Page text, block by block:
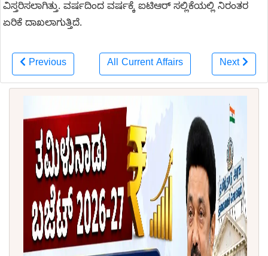
ವಿಸ್ತರಿಸಲಾಗಿತ್ತು. ವರ್ಷದಿಂದ ವರ್ಷಕ್ಕೆ ಐಟಿಆರ್ ಸಲ್ಲಿಕೆಯಲ್ಲಿ ನಿರಂತರ
ಏರಿಕೆ ದಾಖಲಾಗುತ್ತಿದೆ.
Previous All Current Affairs Next